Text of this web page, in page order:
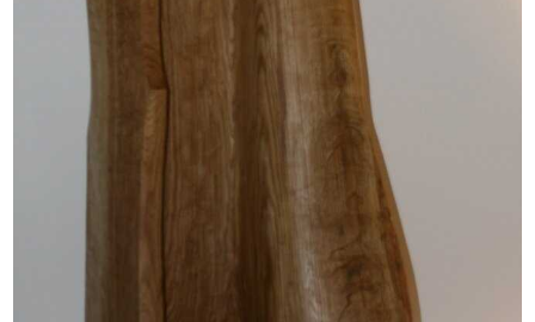
Ausschreibungen
Mitglied werden